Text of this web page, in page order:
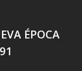
ÉPOCA